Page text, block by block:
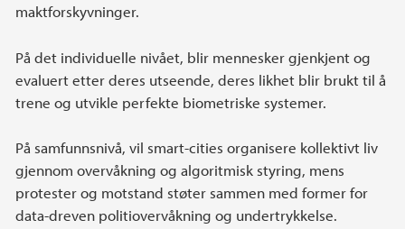
maktforskyvninger.
På det individuelle nivået, blir mennesker gjenkjent og
evaluert etter deres utseende, deres likhet blir brukt til å
trene og utvikle perfekte biometriske systemer.
På samfunnsnivå, vil smart-cities organisere kollektivt liv
gjennom overvåkning og algoritmisk styring, mens
protester og motstand støter sammen med former for
data-dreven politiovervåkning og undertrykkelse.